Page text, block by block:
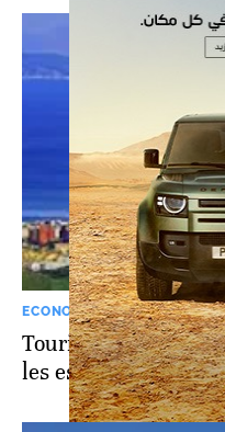
ECONOMIE
Tourisme: Fnideq
les estivants